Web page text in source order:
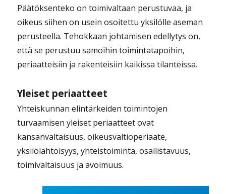
Päätöksenteko on toimivaltaan perustuvaa, ja
oikeus siihen on usein osoitettu yksilölle aseman
perusteella. Tehokkaan johtamisen edellytys on,
että se perustuu samoihin toimintatapoihin,
periaatteisiin ja rakenteisiin kaikissa tilanteissa.
Yleiset periaatteet
Yhteiskunnan elintärkeiden toimintojen
turvaamisen yleiset periaatteet ovat
kansanvaltaisuus, oikeusvaltioperiaate,
yksilölähtöisyys, yhteistoiminta, osallistavuus,
toimivaltaisuus ja avoimuus.